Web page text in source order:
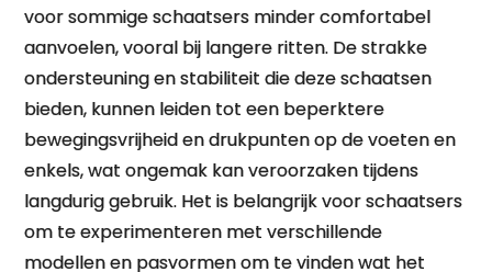
voor sommige schaatsers minder comfortabel
aanvoelen, vooral bij langere ritten. De strakke
ondersteuning en stabiliteit die deze schaatsen
bieden, kunnen leiden tot een beperktere
bewegingsvrijheid en drukpunten op de voeten en
enkels, wat ongemak kan veroorzaken tijdens
langdurig gebruik. Het is belangrijk voor schaatsers
om te experimenteren met verschillende
modellen en pasvormen om te vinden wat het